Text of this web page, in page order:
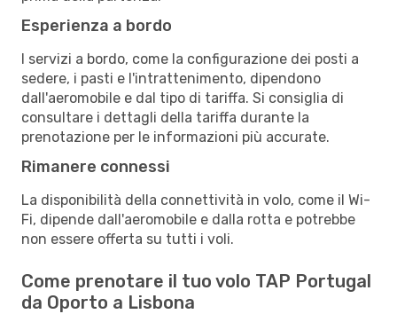
Esperienza a bordo
I servizi a bordo, come la configurazione dei posti a
sedere, i pasti e l'intrattenimento, dipendono
dall'aeromobile e dal tipo di tariffa. Si consiglia di
consultare i dettagli della tariffa durante la
prenotazione per le informazioni più accurate.
Rimanere connessi
La disponibilità della connettività in volo, come il Wi-
Fi, dipende dall'aeromobile e dalla rotta e potrebbe
non essere offerta su tutti i voli.
Come prenotare il tuo volo TAP Portugal
da Oporto a Lisbona